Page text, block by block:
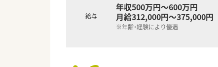
給与
年収500万円～600万円
月給312,000円～375,000円
※年齢・経験により優遇